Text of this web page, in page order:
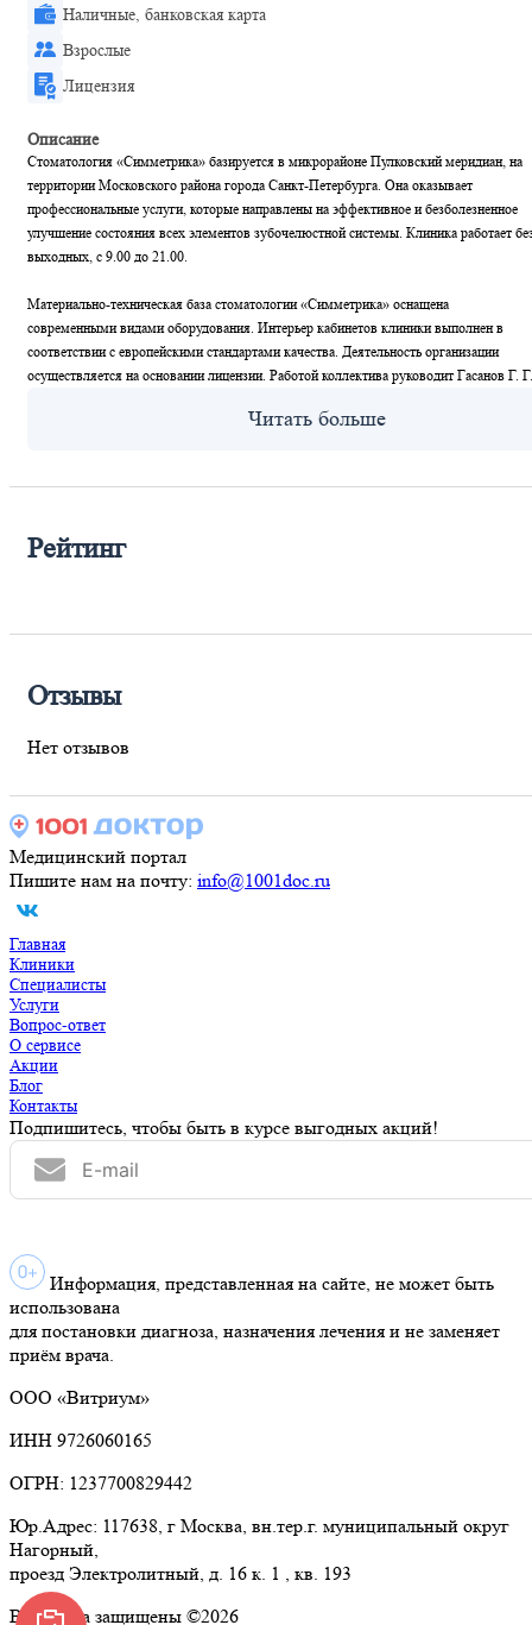
Наличные, банковская карта
Взрослые
Лицензия
Описание
Стоматология «Симметрика» базируется в микрорайоне Пулковский меридиан, на
территории Московского района города Санкт-Петербурга. Она оказывает
профессиональные услуги, которые направлены на эффективное и безболезненное
улучшение состояния всех элементов зубочелюстной системы. Клиника работает
выходных, с 9.00 до 21.00.
Материально-техническая база стоматологии «Симметрика» оснащена
современными видами оборудования. Интерьер кабинетов клиники выполнен в
соответствии с европейскими стандартами качества. Деятельность организации
осуществляется на основании лицензии. Работой коллектива руководит Гасанов Г. Г.
Рейтинг
Отзывы
Нет отзывов
Медицинский портал
Пишите нам на почту: info@1001doc.ru
Главная
Клиники
Специалисты
Услуги
Вопрос-ответ
О сервисе
Акции
Блог
Контакты
Подпишитесь, чтобы быть в курсе выгодных акций!
Информация, представленная на сайте, не может быть
использована
для постановки диагноза, назначения лечения и не заменяет
приём врача.
ООО «Витриум»
ИНН 9726060165
ОГРН: 1237700829442
Юр.Адрес: 117638, г Москва, вн.тер.г. муниципальный округ
Нагорный,
проезд Электролитный, д. 16 к. 1 , кв. 193
Все права защищены ©2026